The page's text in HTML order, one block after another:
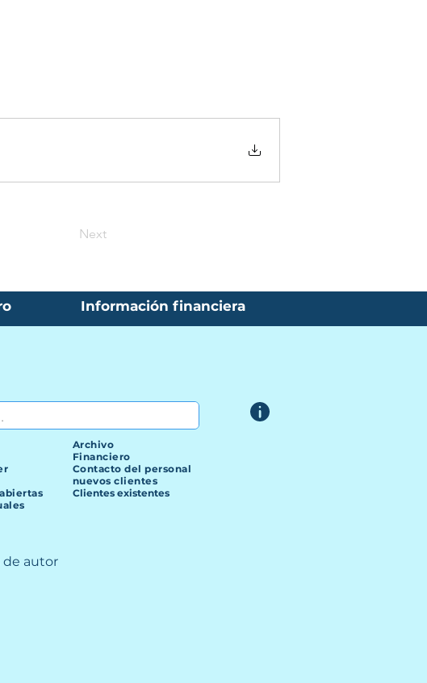
Next
Información financiera
Archivo
Financiero
Contacto del personal
nuevos clientes
Clientes existentes
de autor